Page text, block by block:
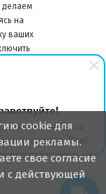
ответить на Ваши
перезвонить Вам!
делаем
на
ваших
в
cookie для
рекламы.
свое согласие
с действующей